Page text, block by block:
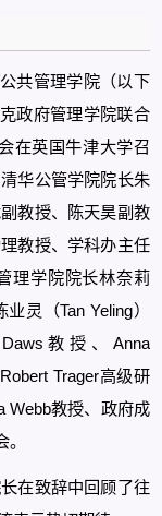
共管理学院（以下
政府管理学院联合
在英国牛津大学召
华公管学院院长朱
教授、陈天昊副教
教授、学科办主任
理学院院长林奈莉
灵（Tan Yeling）
教授、Anna
Trager高级研
Webb教授、政府成
在致辞中回顾了往